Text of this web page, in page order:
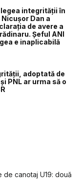
integrității în
Dan a
de avere a
Șeful ANI
e inaplicabilă
adoptată de
PNL ar urma să o
de canotaj U19: două